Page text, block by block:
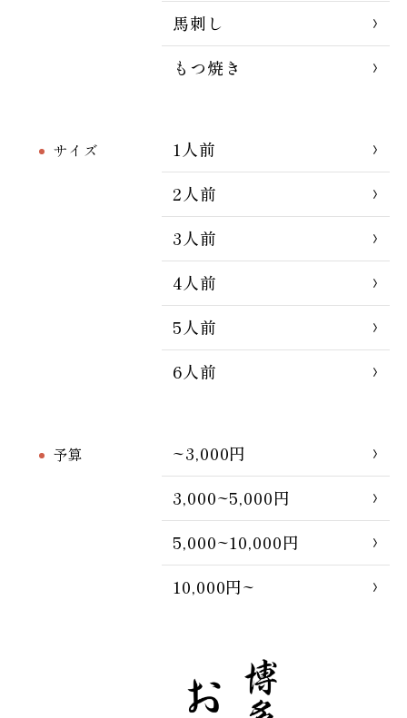
馬刺し
もつ焼き
サイズ
1人前
2人前
3人前
4人前
5人前
6人前
予算
~3,000円
3,000~5,000円
5,000~10,000円
10,000円~